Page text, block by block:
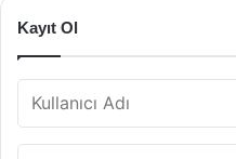
Kayıt Ol